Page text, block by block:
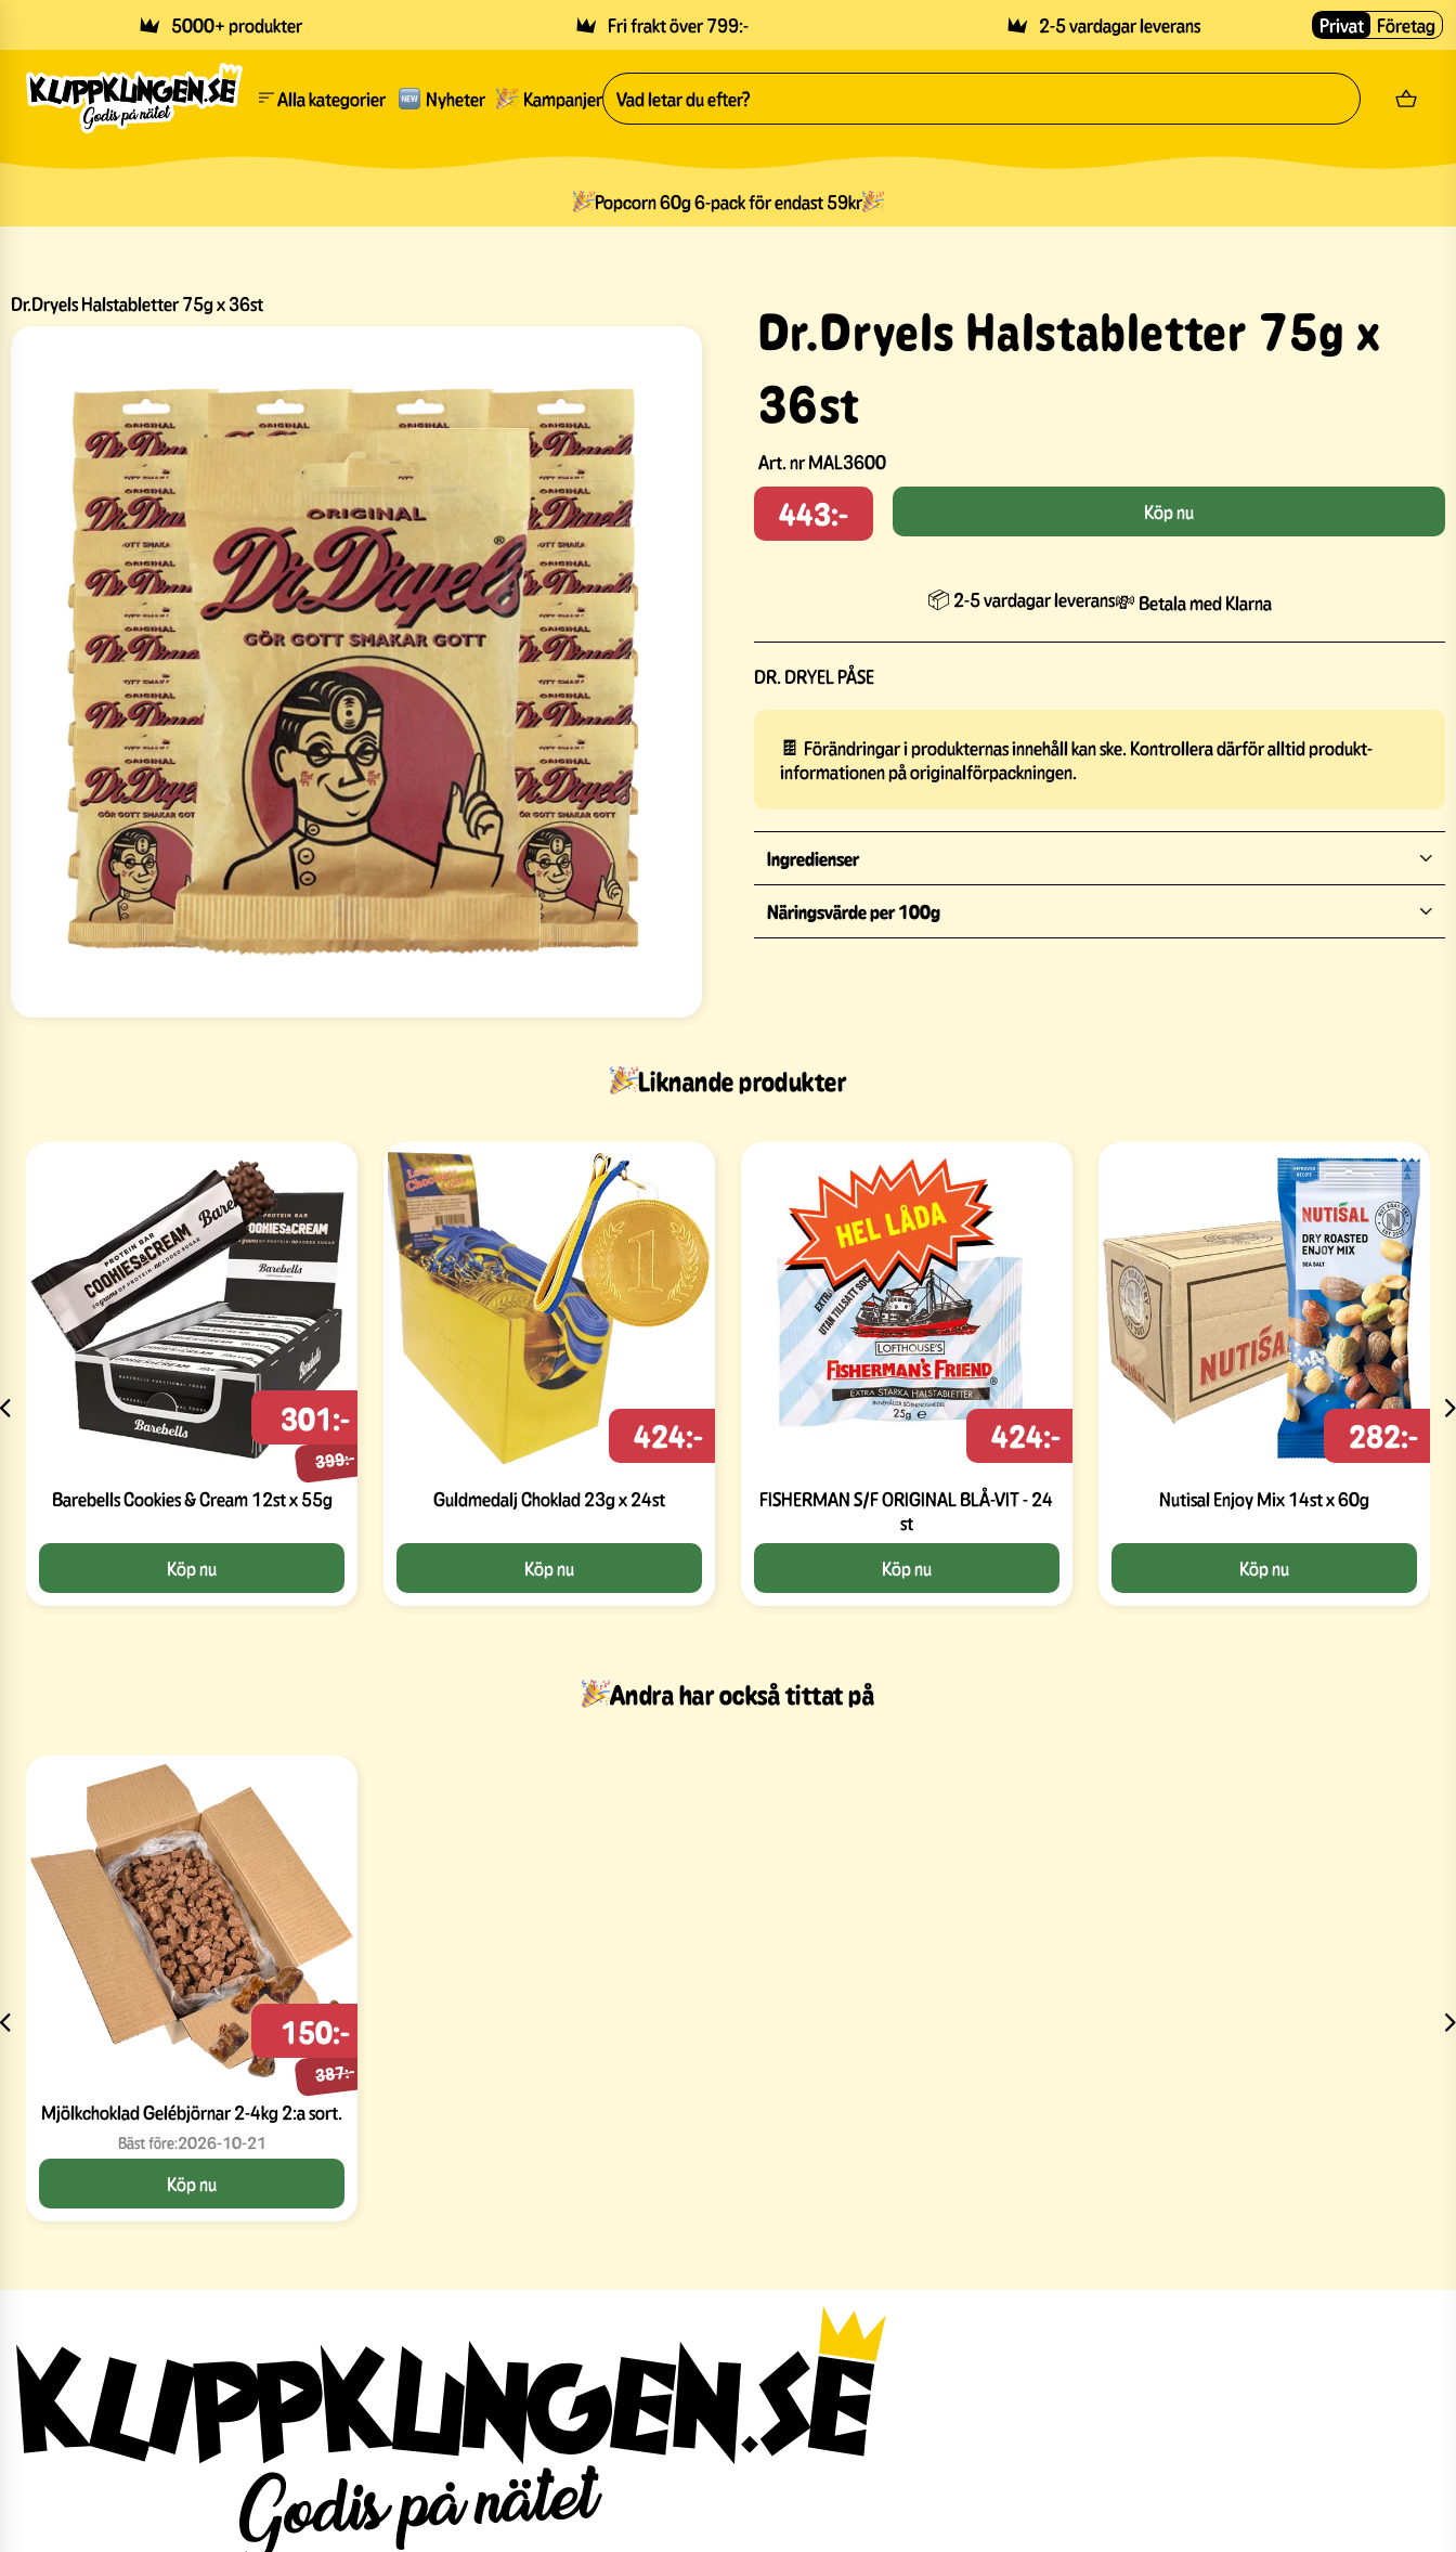
5000+ produkter Fri frakt över 799:- 2-5 vardagar leverans Privat Företag
Alla kategorier Nyheter Kampanjer
Popcorn 60g 6-pack för endast 59kr
Dr.Dryels Halstabletter 75g x 36st
Dr.Dryels Halstabletter 75g x
36st
Art. nrMAL3600
443:- Köp nu
📦 2-5 vardagar leverans💸 Betala med Klarna
DR. DRYEL PÅSE
🍫 Förändringar i produkternas innehåll kan ske. Kontrollera därför alltid produkt-
informationen på originalförpackningen.
Ingredienser
Näringsvärde per 100g
Liknande produkter
Barebells Cookies & Cream 12st x 55g
399:-
301:-
Köp nu
Guldmedalj Choklad 23g x 24st
424:-
Köp nu
FISHERMAN S/F ORIGINAL BLÅ-VIT - 24
st
424:-
Köp nu
Nutisal Enjoy Mix 14st x 60g
282:-
Köp nu
Andra har också tittat på
Mjölkchoklad Gelébjörnar 2-4kg 2:a sort.
387:-
150:-
Bäst före:2026-10-21
Köp nu